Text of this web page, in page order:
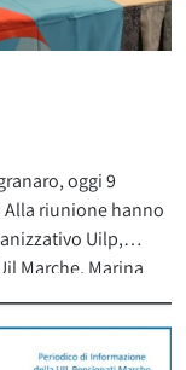
oggi 9
Alla riunione hanno
Uilp,
Marche, Marina
generale
della giornata. La